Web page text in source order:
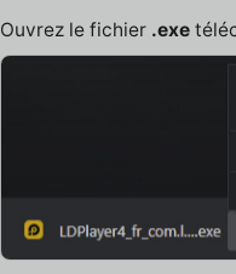
Ouvrez le fichier .exe